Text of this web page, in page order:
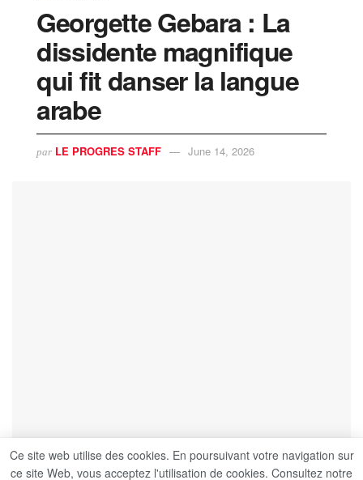
Georgette Gebara : La
dissidente magnifique
qui fit danser la langue
arabe
par LE PROGRES STAFF June 14, 2026
Ce site web utilise des cookies. En poursuivant votre navigation sur
ce site Web, vous acceptez l'utilisation de cookies. Consultez notre